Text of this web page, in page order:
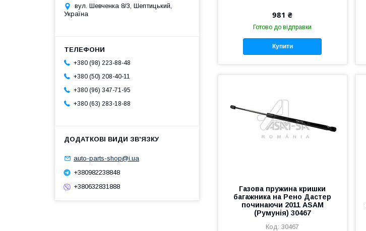
981 ₴
Готово до відправки
Купити
Газова пружина кришки
багажника на Рено Дастер
починаючи 2011 ASAM
(Румунія) 30467
30467
вул. Шевченка 8/3, Шептицький,
Україна
+380 (98) 223-88-48
+380 (50) 208-40-11
+380 (96) 347-71-95
+380 (63) 283-18-88
auto-parts-shop@i.ua
+380982238848
+380632831888